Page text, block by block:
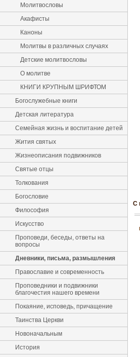
Молитвословы
Акафисты
Каноны
Молитвы в различных случаях
Детские молитвословы
О молитве
КНИГИ КРУПНЫМ ШРИФТОМ
Богослужебные книги
Детская литература
Семейная жизнь и воспитание детей
Жития святых
Жизнеописания подвижников
Святые отцы
Толкования
Богословие
Философия
Искусство
Проповеди, беседы, ответы на
вопросы
Дневники, письма, размышления
Православие и современность
Проповедники и подвижники
благочестия нашего времени
Покаяние, исповедь, причащение
Таинства Церкви
Новоначальным
История
С